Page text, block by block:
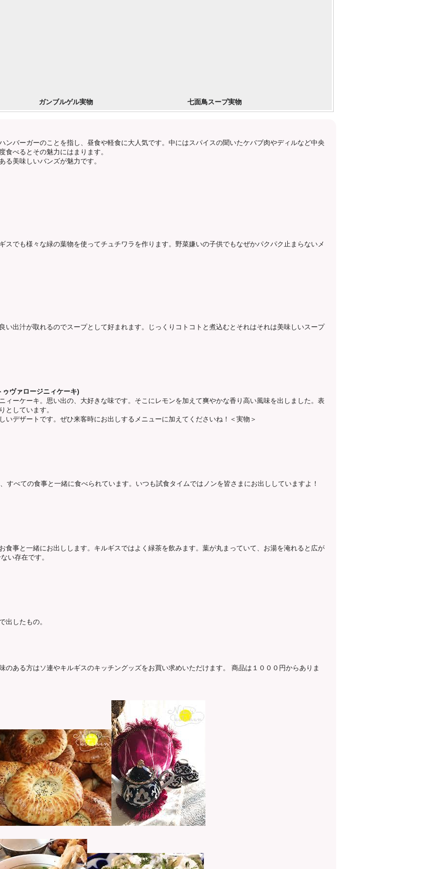
ガンブルゲル実物 七面鳥スープ実物
ンバーガーのことを指し、昼食や軽食に大人気です。中にはスパイスの聞いたケバブ肉やディルなど中央
食べるとその魅力にはまります。
る美味しいバンズが魅力です。
スでも様々な緑の葉物を使ってチュチワラを作ります。野菜嫌いの子供でもなぜかパクパク止まらないメ
い出汁が取れるのでスープとして好まれます。じっくりコトコトと煮込むとそれはそれは美味しいスープ
ヴァロージニィケーキ)
ィーケーキ。思い出の、大好きな味です。そこにレモンを加えて爽やかな香り高い風味を出しました。表
としています。
いデザートです。ぜひ来客時にお出しするメニューに加えてくださいね！ ＜実物＞
すべての食事と一緒に食べられています。いつも試食タイムではノンを皆さまにお出ししていますよ！
食事と一緒にお出しします。キルギスではよく緑茶を飲みます。葉が丸まっていて、お湯を淹れると広が
い存在です。
出したもの。
のある方はソ連やキルギスのキッチングッズをお買い求めいただけます。 商品は１０００円からありま